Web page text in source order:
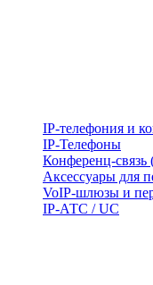
IP-телефония и
IP-Телефоны
Конференц-связь
Аксессуары для
VoIP-шлюзы и
IP-АТС / UC